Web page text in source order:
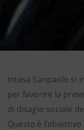
Intesa Sanpaolo si
per favorire la
di disagio sociale
Questo è